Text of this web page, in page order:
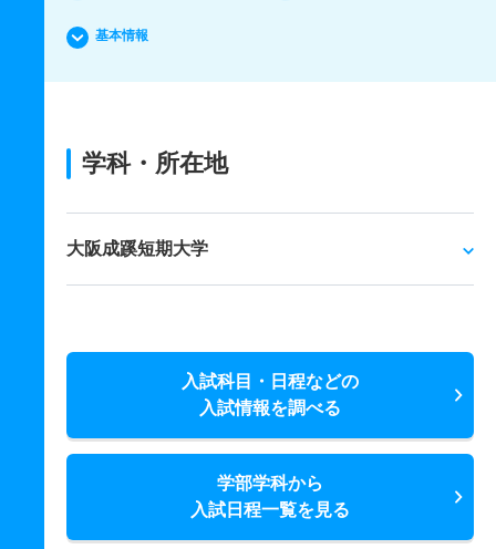
基本情報
学科・所在地
大阪成蹊短期大学
入試科目・日程などの
入試情報を調べる
学部学科から
入試日程一覧を見る